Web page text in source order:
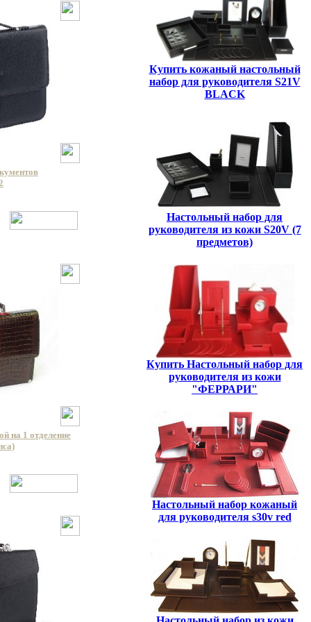
на 1 отделение
Купить кожаный настольный
набор для руководителя S21V
BLACK
Настольный набор для
руководителя из кожи S20V (7
предметов)
Купить Настольный набор для
руководителя из кожи
"ФЕРРАРИ"
Настольный набор кожаный
для руководителя s30v red